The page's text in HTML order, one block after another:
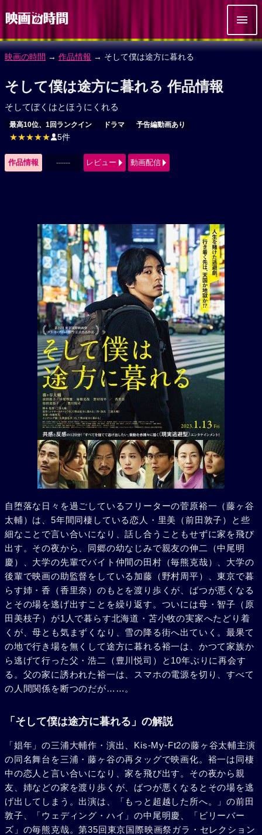
映画の時間 → 作品情報 → そして僕は途方に暮れる
そして僕は途方に暮れる 作品情報
そしてぼくはとほうにくれる
最高10位、1回ランクイン ドラマ 予告編動画あり
★★★★★ 5件
作品情報 ------ レビュー 動画配信
自堕落な日々を過ごしているフリーターの菅原裕一（藤ヶ谷
太輔）は、5年間同棲している恋人・里美（前田敦子）と些
細なことで言い合いになり、話し合うこともせずに家を飛び
出す。その夜から、同郷の幼なじみで親友の伸二（中尾明
慶）、大学の先輩でバイト仲間の田村（毎熊克哉）、大学の
後輩で映画の助監督をしている加藤（野村周平）、東京で暮
らす姉・香（香里奈）のもとを渡り歩くが、ばつが悪くなる
とその場を逃げ出すことを繰り返す。ついには母・智子（原
田美枝子）が1人で暮らす北海道・苫小牧の実家へたどり着
くが、母とも気まずくなり、雪の降る街へ出ていく。最果て
の地で行き場を無くして途方に暮れる裕一は、かつて家族か
ら逃げて行った父・浩二（豊川悦司）と10年ぶりに再会す
る。父の家に誘われた裕一は、スマホの電源を切り、すべて
の人間関係を断つのだが……。
「そして僕は途方に暮れる」の解説
「娼年」の三浦大輔作・演出、Kis-My-Ft2の藤ヶ谷太輔主演
の同名舞台を三浦・藤ヶ谷の再タッグで映画化。裕一は同棲
中の恋人と言い合いになり、家を飛び出す。その夜から親
友、姉などの家を渡り歩くが、ばつが悪くなるとその場を逃
げ出してしまう。出演は、「もっと超越した所へ。」の前田
敦子、「ウェディング・ハイ」の中尾明慶、「ビリーバー
ズ」の毎熊克哉。第35回東京国際映画祭ガラ・セレクション